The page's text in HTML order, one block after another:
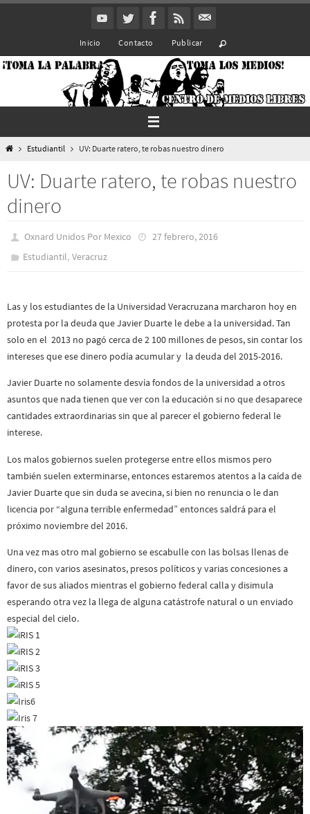
Inicio Contacto Publicar
InicioEstudiantil UV: Duarte ratero, te robas nuestro dinero
UV: Duarte ratero, te robas nuestro
dinero
Oxnard Unidos Por Mexico
27 febrero, 2016
Estudiantil,Veracruz
Las y los estudiantes de la Universidad Veracruzana marcharon hoy en
protesta por la deuda que Javier Duarte le debe a la universidad. Tan
solo en el 2013 no pagó cerca de 2 100 millones de pesos, sin contar los
intereses que ese dinero podía acumular y la deuda del 2015-2016.
Javier Duarte no solamente desvía fondos de la universidad a otros
asuntos que nada tienen que ver con la educación si no que desaparece
cantidades extraordinarias sin que al parecer el gobierno federal le
interese.
Los malos gobiernos suelen protegerse entre ellos mismos pero
también suelen exterminarse, entonces estaremos atentos a la caída de
Javier Duarte que sin duda se avecina, si bien no renuncia o le dan
licencia por “alguna terrible enfermedad” entonces saldrá para el
próximo noviembre del 2016.
Una vez mas otro mal gobierno se escabulle con las bolsas llenas de
dinero, con varios asesinatos, presos políticos y varias concesiones a
favor de sus aliados mientras el gobierno federal calla y disimula
esperando otra vez la llega de alguna catástrofe natural o un enviado
especial del cielo.